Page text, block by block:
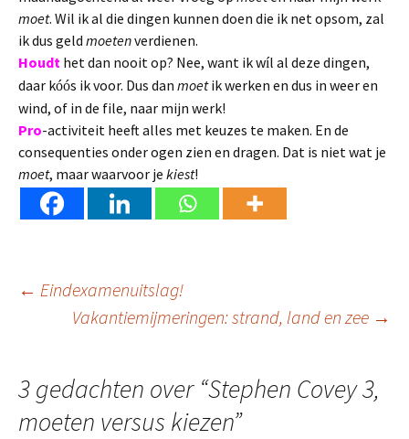
moet. Wil ik al die dingen kunnen doen die ik net opsom, zal
ik dus geld moetenverdienen.
Houdt het dan nooit op? Nee, want ik wíl al deze dingen,
daar kóós ik voor. Dus dan moetik werken en dus in weer en
wind, of in de file, naar mijn werk!
Pro-activiteit heeft alles met keuzes te maken. En de
consequenties onder ogen zien en dragen. Dat is niet wat je
moet, maar waarvoor je kiest!
Berichtnavigatie
← Eindexamenuitslag!
Vakantiemijmeringen: strand, land en zee →
3 gedachten over “Stephen Covey 3,
moeten versus kiezen”